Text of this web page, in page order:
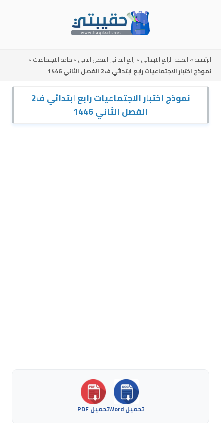
الرئيسية» الصف الرابع الابتدائي» رابع ابتدائي الفصل الثاني» مادة الاجتماعيات»
نموذج اختبار الاجتماعيات رابع ابتدائي ف2 الفصل الثاني 1446
نموذج اختبار الاجتماعيات رابع ابتدائي ف2
الفصل الثاني 1446
تحميل Word تحميل PDF